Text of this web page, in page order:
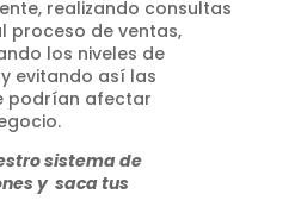
realizando consultas
proceso de ventas,
los niveles de
evitando así las
podrían afectar
sistema de
y saca tus